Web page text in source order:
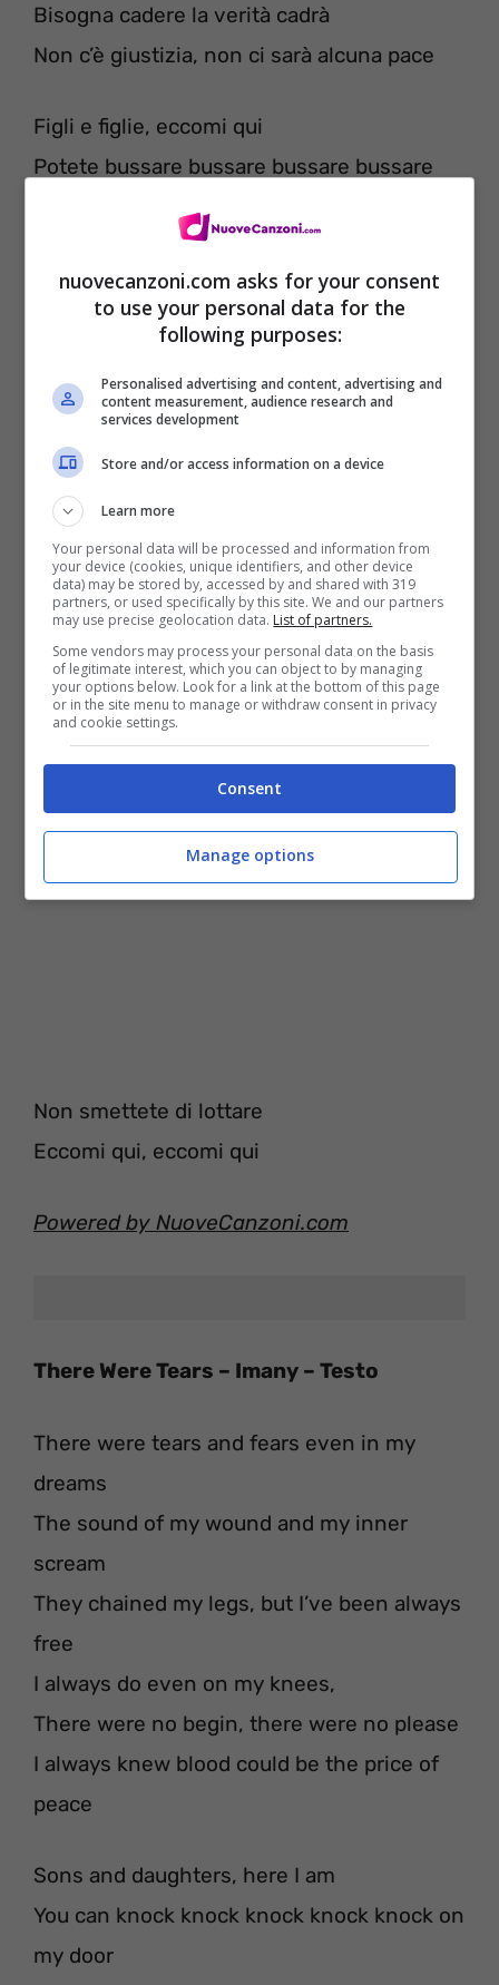
Bisogna cadere la verità cadrà
Non c’è giustizia, non ci sarà alcuna pace
Figli e figlie, eccomi qui
Potete bussare bussare bussare bussare
bussare alla mia porta
Siete tristi, eccomi qui
Potete bussare bussare bussare bussare
bussare alla mia porta
Non smettete di lottare finché qualche
Non smettete di combattere mentre
continuano a mentire
La verità non mente mai, cadranno a pezzi
La verità non mente mai, loro cadranno a
Figli e figlie,
Eccomi qui, eccomi qui
Non smettete di lottare
Eccomi qui, eccomi qui
Powered by NuoveCanzoni.com
There Were Tears – Imany – Testo
There were tears and fears even in my
dreams
The sound of my wound and my inner
scream
They chained my legs, but I’ve been always
free
I always do even on my knees,
There were no begin, there were no please
I always knew blood could be the price of
peace
Sons and daughters, here I am
You can knock knock knock knock knock on
my door
nuovecanzoni.com asks for your consent
to use your personal data for the
following purposes:
Personalised advertising and content, advertising and
content measurement, audience research and
services development
Store and/or access information on a device
Learn more
Your personal data will be processed and information from
your device (cookies, unique identifiers, and other device
data) may be stored by, accessed by and shared with 319
partners, or used specifically by this site. We and our partners
may use precise geolocation data. List of partners.
Some vendors may process your personal data on the basis
of legitimate interest, which you can object to by managing
your options below. Look for a link at the bottom of this page
or in the site menu to manage or withdraw consent in privacy
and cookie settings.
Consent
Manage options